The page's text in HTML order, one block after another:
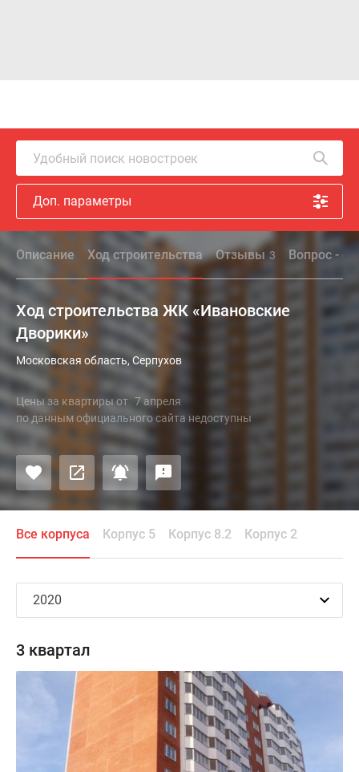
Удобный поиск новостроек
Доп. параметры
Описание Ход строительства Отзывы 3 Вопрос -
Ход строительства ЖК «Ивановские
Дворики»
Московская область, Серпухов
Цены за квартирыот 7 апреля
по данным официального сайта недоступны
Все корпуса Корпус 5 Корпус 8.2 Корпус 2
3 квартал